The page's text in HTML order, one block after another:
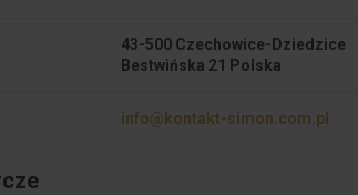
43-500 Czechowice-Dziedzice
Bestwińska 21 Polska
info@kontakt-simon.com.pl